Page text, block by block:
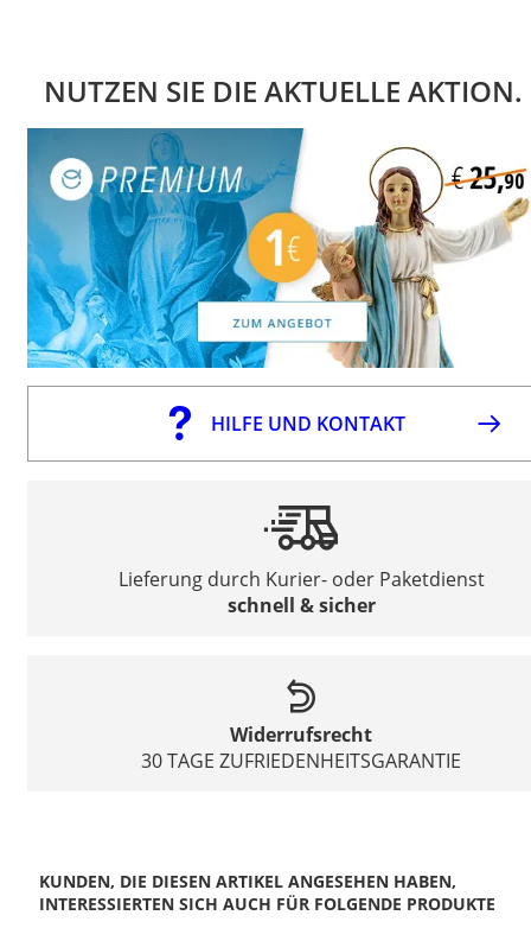
NUTZEN SIE DIE AKTUELLE AKTION.
HILFE UND KONTAKT
Lieferung durch Kurier- oder Paketdienst
schnell & sicher
Widerrufsrecht
30 TAGE ZUFRIEDENHEITSGARANTIE
KUNDEN, DIE DIESEN ARTIKEL ANGESEHEN HABEN,
INTERESSIERTEN SICH AUCH FÜR FOLGENDE PRODUKTE